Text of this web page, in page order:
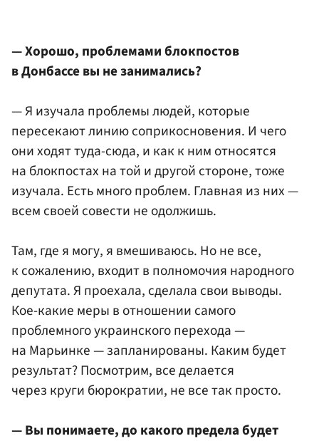
— Хорошо, проблемами блокпостов
в Донбассе вы не занимались?
— Я изучала проблемы людей, которые
пересекают линию соприкосновения. И чего
они ходят туда-сюда, и как к ним относятся
на блокпостах на той и другой стороне, тоже
изучала. Есть много проблем. Главная из них —
всем своей совести не одолжишь.
Там, где я могу, я вмешиваюсь. Но не все,
к сожалению, входит в полномочия народного
депутата. Я проехала, сделала свои выводы.
Кое-какие меры в отношении самого
проблемного украинского перехода —
на Марьинке — запланированы. Каким будет
результат? Посмотрим, все делается
через круги бюрократии, не все так просто.
— Вы понимаете, до какого предела будет